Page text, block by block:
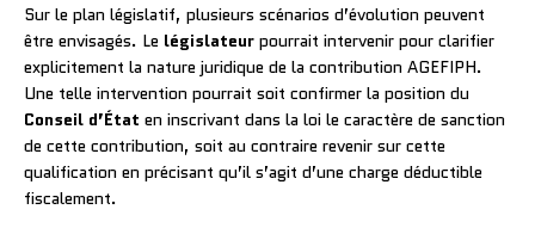
Sur le plan législatif, plusieurs scénarios d’évolution peuvent
être envisagés. Le législateur pourrait intervenir pour clarifier
explicitement la nature juridique de la contribution AGEFIPH.
Une telle intervention pourrait soit confirmer la position du
Conseil d’État en inscrivant dans la loi le caractère de sanction
de cette contribution, soit au contraire revenir sur cette
qualification en précisant qu’il s’agit d’une charge déductible
fiscalement.